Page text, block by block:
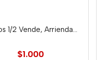
1/2 Vende, Arrienda...
$1.000